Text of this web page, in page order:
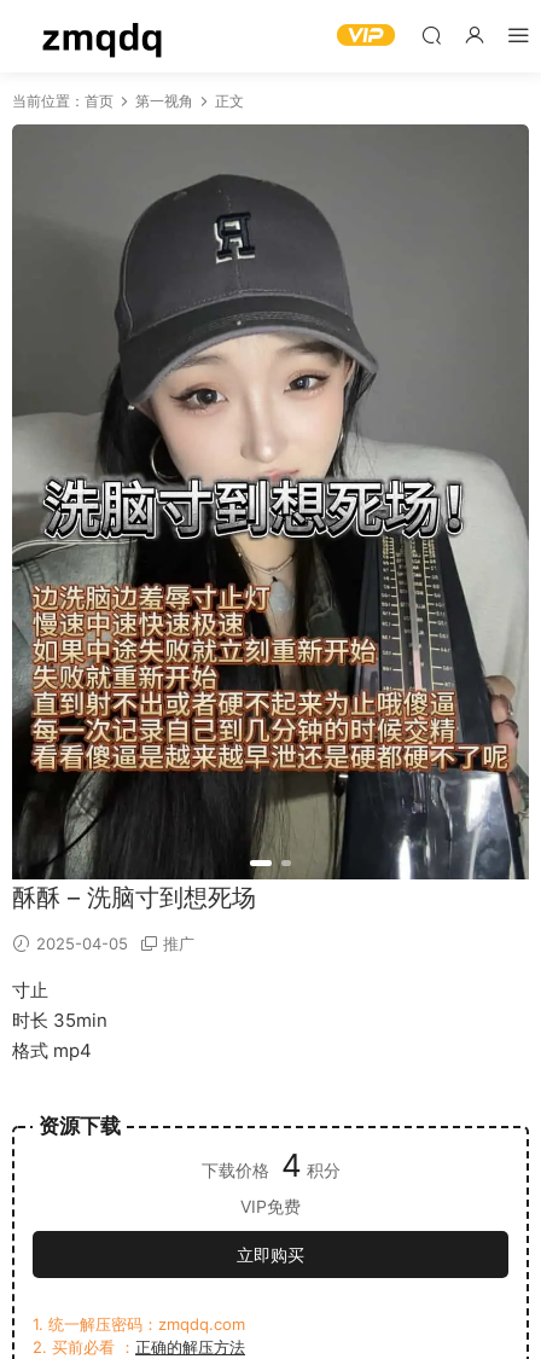
当前位置： 首页 第一视角 正文
酥酥 – 洗脑寸到想死场
2025-04-05 推广
寸止
时长 35min
格式 mp4
资源下载
下载价格 4 积分
VIP免费
立即购买
1. 统一解压密码：zmqdq.com
2. 买前必看 ： 正确的解压方法